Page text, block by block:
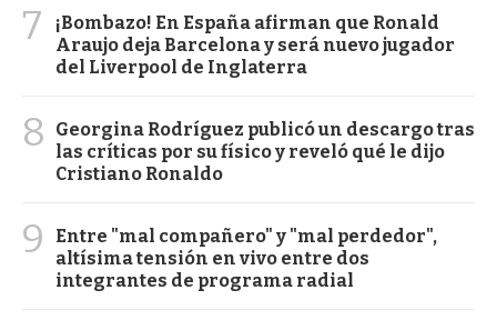
7
¡Bombazo! En España afirman que Ronald
Araujo deja Barcelona y será nuevo jugador
del Liverpool de Inglaterra
8
Georgina Rodríguez publicó un descargo tras
las críticas por su físico y reveló qué le dijo
Cristiano Ronaldo
9
Entre "mal compañero" y "mal perdedor",
altísima tensión en vivo entre dos
integrantes de programa radial